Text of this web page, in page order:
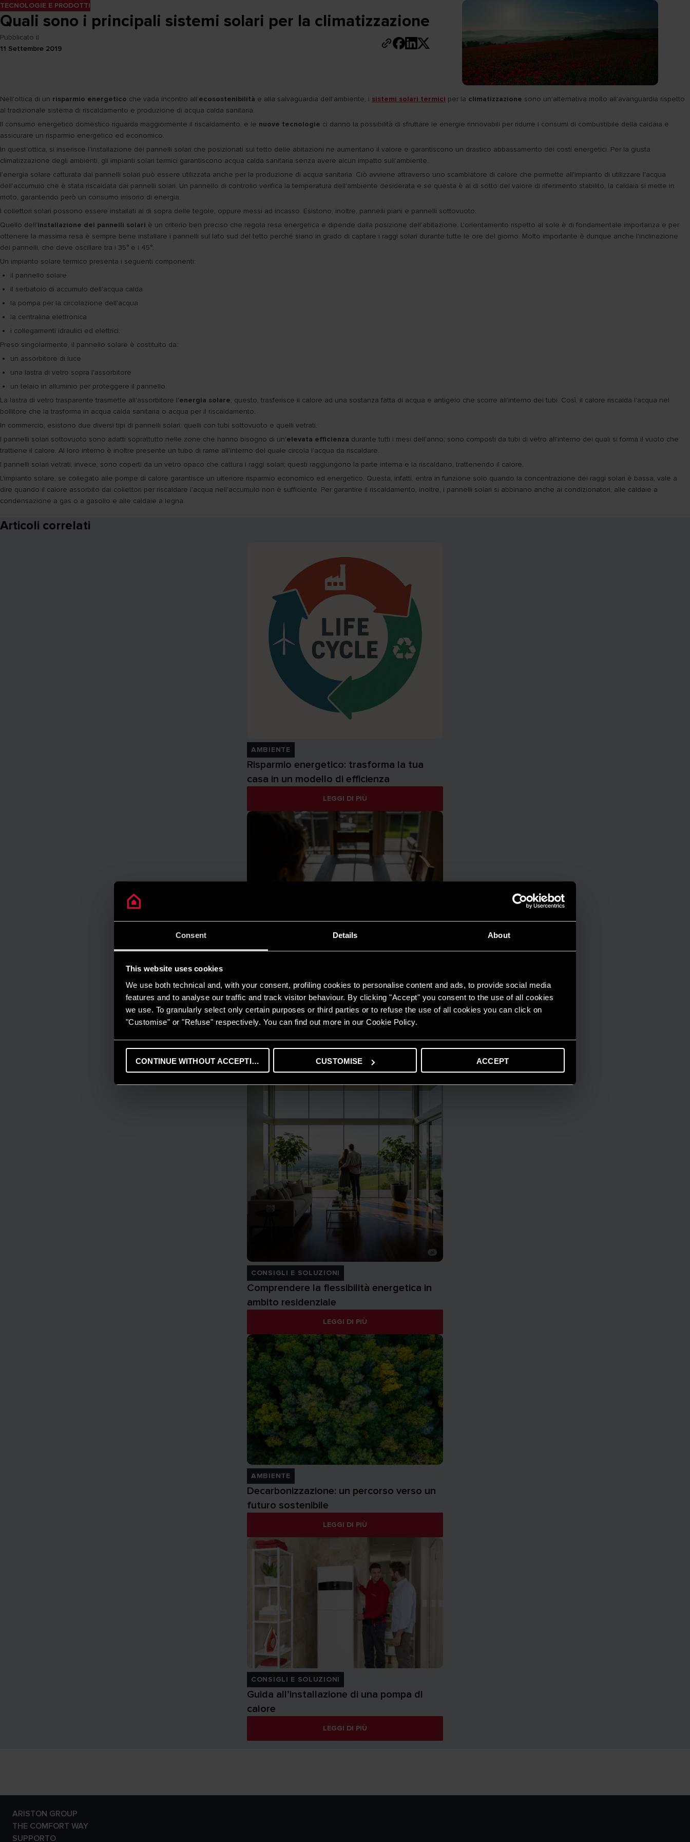
Consent Details About
This website uses cookies
We use both technical and, with your consent, profiling cookies to personalise content and ads, to provide social media
features and to analyse our traffic and track visitor behaviour. By clicking "Accept" you consent to the use of all cookies
we use. To granularly select only certain purposes or third parties or to refuse the use of all cookies you can click on
"Customise" or "Refuse" respectively. You can find out more in our Cookie Policy.
CONTINUE WITHOUT ACCEPTING CUSTOMISE ACCEPT
TECNOLOGIE E PRODOTTI
Quali sono i principali sistemi solari per la climatizzazione
Pubblicato il
11 Settembre 2019
Nell'ottica di un risparmio energetico che vada incontro all'ecosostenibilità e alla salvaguardia dell'ambiente, i sistemi solari termici per la climatizzazione sono un'alternativa molto all'avanguardia rispetto
al tradizionale sistema di riscaldamento e produzione di acqua calda sanitaria.
Il consumo energetico domestico riguarda maggiormente il riscaldamento, e le nuove tecnologie ci danno la possibilità di sfruttare le energie rinnovabili per ridurre i consumi di combustibile della caldaia e
assicurare un risparmio energetico ed economico.
In quest'ottica, si inserisce l'installazione dei pannelli solari che posizionati sul tetto delle abitazioni ne aumentano il valore e garantiscono un drastico abbassamento dei costi energetici. Per la giusta
climatizzazione degli ambienti, gli impianti solari termici garantiscono acqua calda sanitaria senza avere alcun impatto sull'ambiente.
l'energia solare catturata dai pannelli solari può essere utilizzata anche per la produzione di acqua sanitaria. Ciò avviene attraverso uno scambiatore di calore che permette all'impianto di utilizzare l'acqua
dell'accumulo che è stata riscaldata dai pannelli solari. Un pannello di controllo verifica la temperatura dell'ambiente desiderata e se questa è al di sotto del valore di riferimento stabilito, la caldaia si mette in
moto, garantendo però un consumo irrisorio di energia.
I collettori solari possono essere installati al di sopra delle tegole, oppure messi ad incasso. Esistono, inoltre, pannelli piani e pannelli sottovuoto.
Quello dell'installazione dei pannelli solari è un criterio ben preciso che regola resa energetica e dipende dalla posizione dell'abitazione. L'orientamento rispetto al sole è di fondamentale importanza e per
ottenere la massima resa è sempre bene installare i pannelli sul lato sud del tetto perché siano in grado di captare i raggi solari durante tutte le ore del giorno. Molto importante è dunque anche l'inclinazione
dei pannelli, che deve oscillare tra i 35° e i 45°.
Un impianto solare termico presenta i seguenti componenti:
il pannello solare
il serbatoio di accumulo dell'acqua calda
la pompa per la circolazione dell'acqua
la centralina elettronica
i collegamenti idraulici ed elettrici.
Preso singolarmente, il pannello solare è costituito da:
un assorbitore di luce
una lastra di vetro sopra l'assorbitore
un telaio in alluminio per proteggere il pannello.
La lastra di vetro trasparente trasmette all'assorbitore l'energia solare; questo, trasferisce il calore ad una sostanza fatta di acqua e antigelo che scorre all'interno dei tubi. Così, il calore riscalda l'acqua nel
bollitore che la trasforma in acqua calda sanitaria o acqua per il riscaldamento.
In commercio, esistono due diversi tipi di pannelli solari: quelli con tubi sottovuoto e quelli vetrati.
I pannelli solari sottovuoto sono adatti soprattutto nelle zone che hanno bisogno di un'elevata efficienza durante tutti i mesi dell'anno; sono composti da tubi di vetro all'interno dei quali si forma il vuoto che
trattiene il calore. Al loro interno è inoltre presente un tubo di rame all'interno del quale circola l'acqua da riscaldare.
I pannelli solari vetrati, invece, sono coperti da un vetro opaco che cattura i raggi solari; questi raggiungono la parte interna e la riscaldano, trattenendo il calore.
L'impianto solare, se collegato alle pompe di calore garantisce un ulteriore risparmio economico ed energetico. Questa, infatti, entra in funzione solo quando la concentrazione dei raggi solari è bassa, vale a
dire quando il calore assorbito dai collettori per riscaldare l'acqua nell'accumulo non è sufficiente. Per garantire il riscaldamento, inoltre, i pannelli solari si abbinano anche ai condizionatori, alle caldaie a
condensazione a gas o a gasolio e alle caldaie a legna.
Articoli correlati
AMBIENTE
Risparmio energetico: trasforma la tua
casa in un modello di efficienza
LEGGI DI PIÙ
GUIDA AL RISPARMIO
CONSIGLI E SOLUZIONI
Comprendere la flessibilità energetica in
ambito residenziale
LEGGI DI PIÙ
AMBIENTE
Decarbonizzazione: un percorso verso un
futuro sostenibile
LEGGI DI PIÙ
CONSIGLI E SOLUZIONI
Guida all’installazione di una pompa di
calore
LEGGI DI PIÙ
ARISTON GROUP
Il brand Ariston
Il gruppo
THE COMFORT WAY
Ambiente
SUPPORTO